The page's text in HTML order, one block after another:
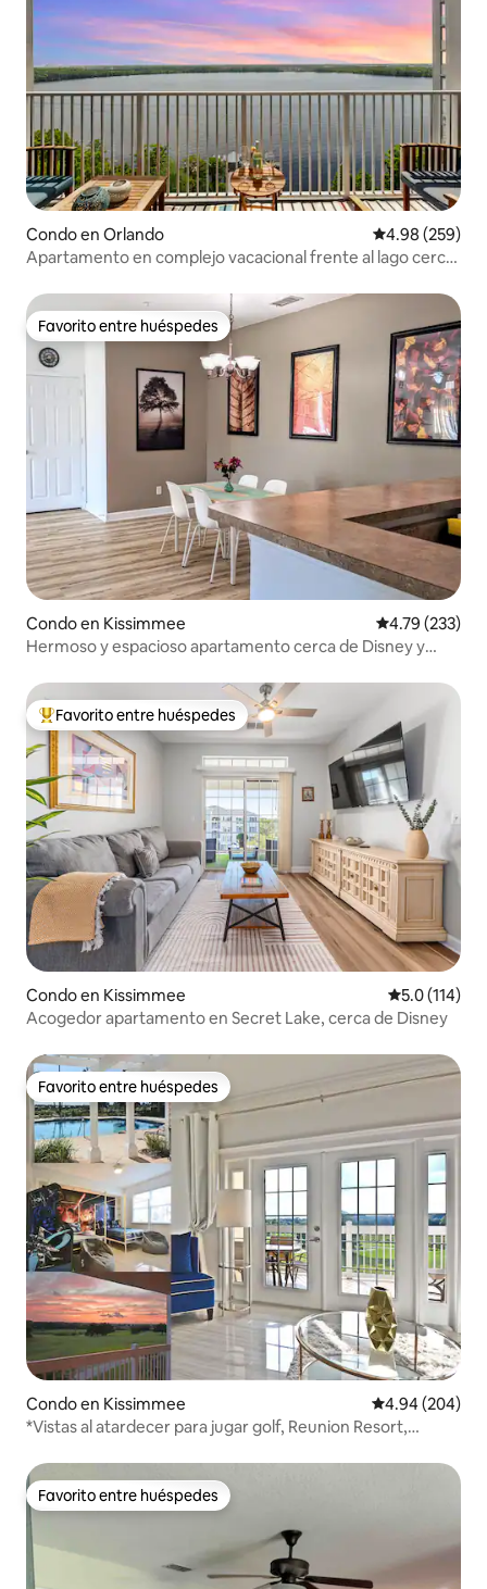
Condo en Orlando Calificación
4.98 (259)
Apartamento en complejo vacacional frente al lago cerca
Favorito entre huéspedes
Favorito entre huéspedes
Condo en Kissimmee Calificación
4.79 (233)
Hermoso y espacioso apartamento cerca de Disney y
Favorito entre huéspedes preferido
Favorito entre huéspedes
Condo en Kissimmee Calificación
5.0 (114)
Acogedor apartamento en Secret Lake, cerca de Disney
Favorito entre huéspedes
Favorito entre huéspedes
Condo en Kissimmee Calificación
4.94 (204)
*Vistas al atardecer para jugar golf, Reunion Resort,
Favorito entre huéspedes
Favorito entre huéspedes